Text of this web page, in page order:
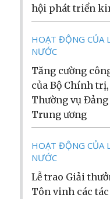
hội phát triển
HOẠT ĐỘNG CỦA
NƯỚC
Tăng cường
của Bộ Chính
Thường vụ
Trung ương
HOẠT ĐỘNG CỦA
NƯỚC
Lễ trao Giải
Tôn vinh các